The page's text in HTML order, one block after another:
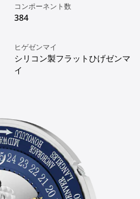
コンポーネント数
384
ヒゲゼンマイ
シリコン製フラットひげゼンマ
イ